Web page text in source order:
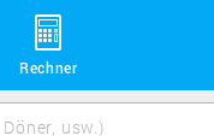
Rechner